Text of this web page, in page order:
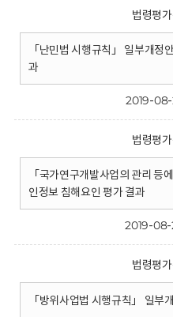
법령평
「난민법 시행규칙」 일부개정
과
2019-
법령평
「국가연구개발사업의 관리 등
인정보 침해요인 평가 결과
2019-
법령평
「방위사업법 시행규칙」 일부